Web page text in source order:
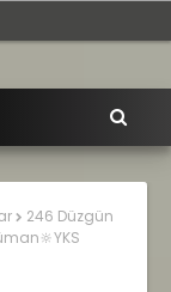
246 Düzgün